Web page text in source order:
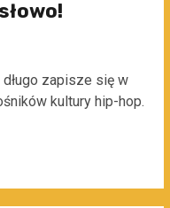
zapisze się w
kultury hip-hop.